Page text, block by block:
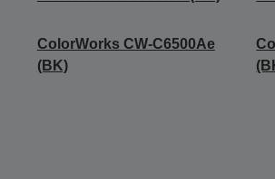
ColorWorks CW-C6500Ae
(BK)